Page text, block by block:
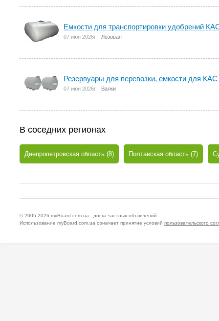
Емкости для транспортировки удобрений
07 июн 2026г. Лозовая
Резервуары для перевозки, емкости для
07 июн 2026г. Валки
В соседних регионах
Днепропетровская область (8) Полтавская область (7)
© 2005-2026 myBoard.com.ua - доска частных объявлений
Использование myBoard.com.ua означает принятие условий пользовательского